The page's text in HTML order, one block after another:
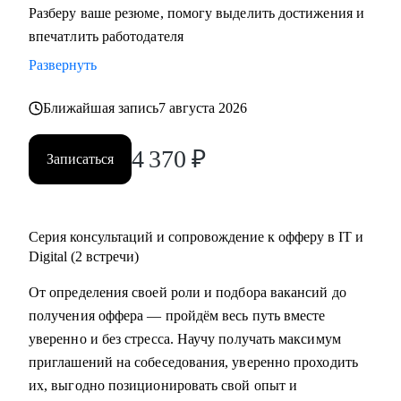
резюме, знаю, как подготовить к переходу в IT и Digital
или управленческую роль;
• Жил 2 года в Финляндии, вернулся в Россию; владею
С чем помогу:
• Составить по-настоящему эффективное резюме;
• Подготовиться к интервью;
опыта;
• Узнать, как попасть в ТОП компанию и расти в ней;
• Узнать, как договариваться о повышении зарплаты;
• Начать управлять процессами, проектами и
сотрудниками.
Кому могу помочь:
Разберу ваше резюме, помогу выделить достижения и
впечатлить работодателя
Развернуть
Ближайшая запись7 августа 2026
Записаться 4 370 ₽
Серия консультаций и сопровождение к офферу в IT и
Digital (2 встречи)
От определения своей роли и подбора вакансий до
получения оффера — пройдём весь путь вместе
уверенно и без стресса. Научу получать максимум
приглашений на собеседования, уверенно проходить
их, выгодно позиционировать свой опыт и